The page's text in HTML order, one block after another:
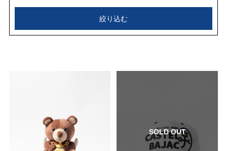
絞り込む
SOLD OUT